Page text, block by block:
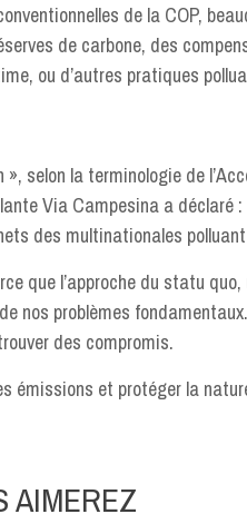
de la COP,
de carbone, des
ou d’autres pratiques
selon la terminologie de
Via Campesina a déclaré
des multinationales
que l’approche du statu
nos problèmes
des compromis.
émissions et protéger la
AIMEREZ